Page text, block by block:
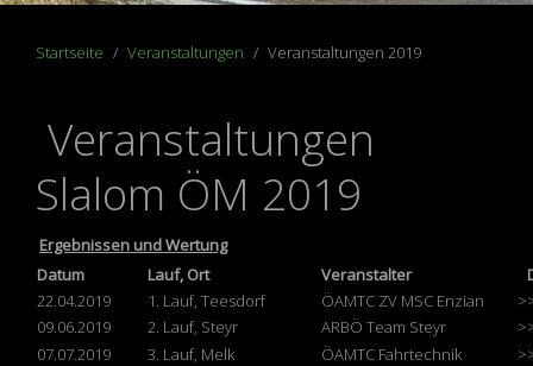
Startseite Veranstaltungen Veranstaltungen 2019
Veranstaltungen
Slalom ÖM 2019
Ergebnissen und Wertung
Datum
Lauf, Ort Veranstalter
22.04.2019
1. Lauf, Teesdorf ÖAMTC ZV MSC Enzian
09.06.2019
2. Lauf, Steyr ARBÖ Team Steyr
07.07.2019
3. Lauf, Melk ÖAMTC Fahrtechnik